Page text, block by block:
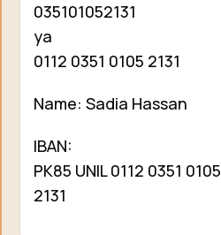
035101052131
ya
0112 0351 0105 2131
Name: Sadia Hassan
IBAN:
PK85 UNIL 0112 0351 0105
2131